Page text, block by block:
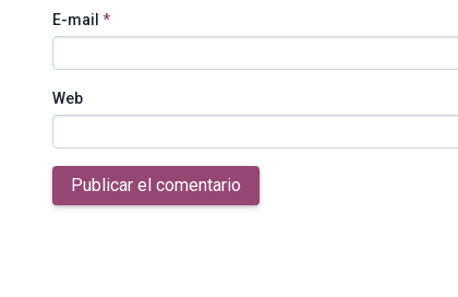
E-mail *
Web
Publicar el comentario